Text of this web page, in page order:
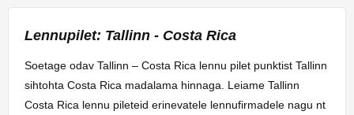
Lennupilet: Tallinn - Costa Rica
Soetage odav Tallinn – Costa Rica lennu pilet punktist Tallinn
sihtohta Costa Rica madalama hinnaga. Leiame Tallinn
Costa Rica lennu pileteid erinevatele lennufirmadele nagu nt